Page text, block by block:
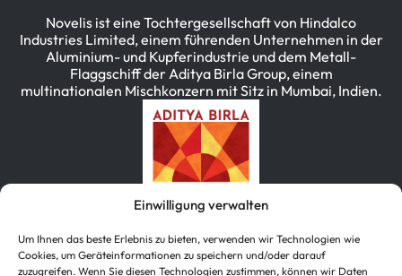
Einwilligung verwalten
Um Ihnen das beste Erlebnis zu bieten, verwenden wir Technologien wie
Cookies, um Geräteinformationen zu speichern und/oder darauf
zuzugreifen. Wenn Sie diesen Technologien zustimmen, können wir Daten
Novelis ist eine Tochtergesellschaft von Hindalco
Industries Limited, einem führenden Unternehmen in der
Aluminium- und Kupferindustrie und dem Metall-
Flaggschiff der Aditya Birla Group, einem
multinationalen Mischkonzern mit Sitz in Mumbai, Indien.